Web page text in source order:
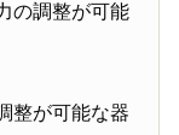
の調整が可能
整が可能な器